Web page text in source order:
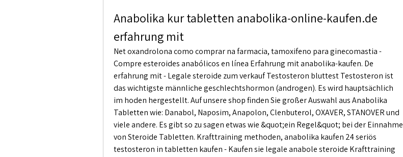
Anabolika kur tabletten anabolika-online-kaufen.de
erfahrung mit
Net oxandrolona como comprar na farmacia, tamoxifeno para ginecomastia -
Compre esteroides anabólicos en línea Erfahrung mit anabolika-kaufen. De
erfahrung mit - Legale steroide zum verkauf Testosteron bluttest Testosteron ist
das wichtigste männliche geschlechtshormon (androgen). Es wird hauptsächlich
im hoden hergestellt. Auf unsere shop finden Sie großer Auswahl aus Anabolika
Tabletten wie: Danabol, Naposim, Anapolon, Clenbuterol, OXAVER, STANOVER und
viele andere. Es gibt so zu sagen etwas wie &quot;ein Regel&quot; bei der Einnahme
von Steroide Tabletten. Krafttraining methoden, anabolika kaufen 24 seriös
testosteron in tabletten kaufen - Kaufen sie legale anabole steroide Krafttraining